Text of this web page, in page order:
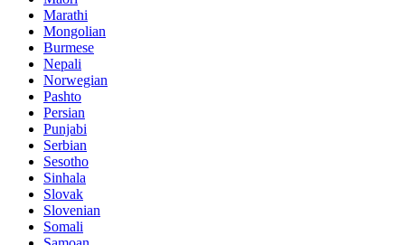
Marathi
Mongolian
Burmese
Nepali
Norwegian
Pashto
Persian
Punjabi
Serbian
Sesotho
Sinhala
Slovak
Slovenian
Somali